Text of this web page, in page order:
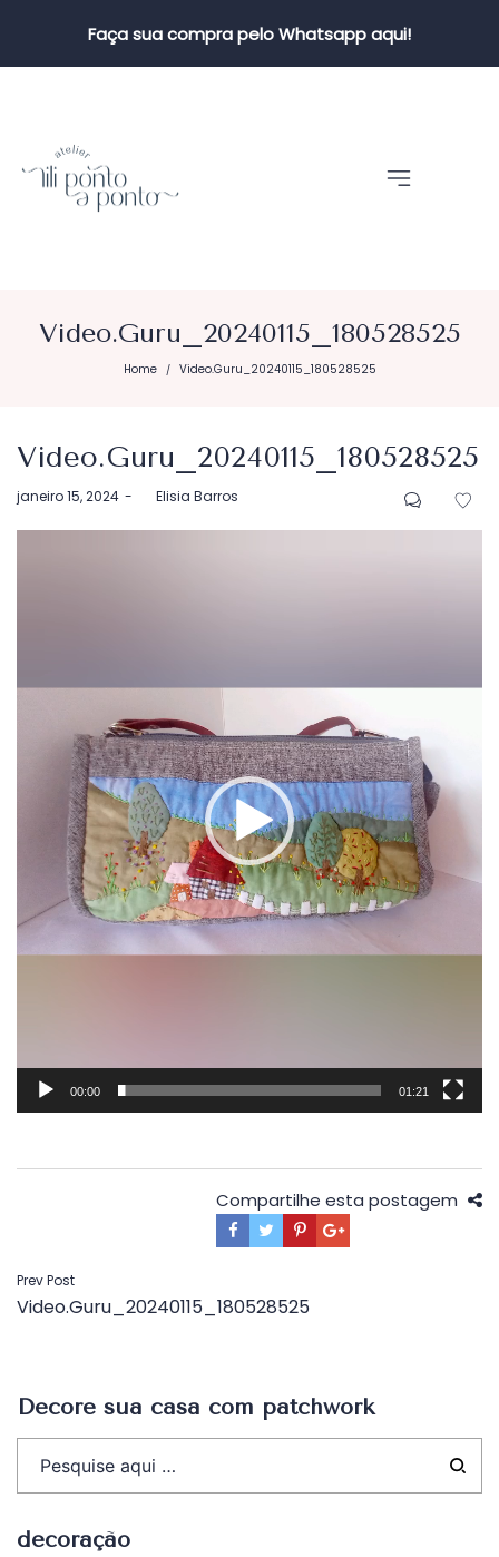
Faça sua compra pelo Whatsapp aqui!
Video.Guru_20240115_180528525
Home / Video.Guru_20240115_180528525
Video.Guru_20240115_180528525
Postado
janeiro 15, 2024 byElisia Barros
00:00 01:21
Compartilhe esta postagem
Navegação
de
Prev Post
Video.Guru_20240115_180528525
Decore sua casa com patchwork
decoração